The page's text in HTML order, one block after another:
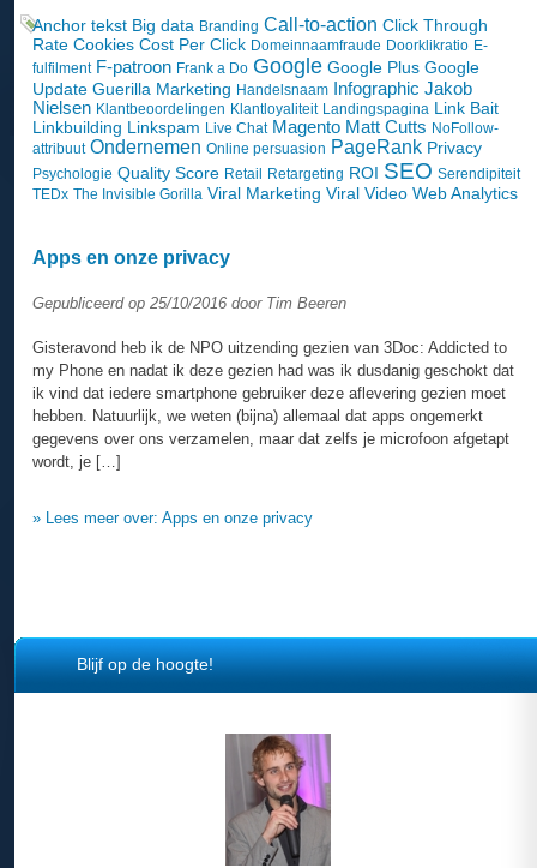
Anchor tekst Big data Branding Call-to-action Click Through
Rate Cookies Cost Per Click Domeinnaamfraude Doorklikratio E-
fulfilment F-patroon Frank a Do Google Google Plus Google
Update Guerilla Marketing Handelsnaam Infographic Jakob
Nielsen Klantbeoordelingen Klantloyaliteit Landingspagina Link Bait
Linkbuilding Linkspam Live Chat Magento Matt Cutts NoFollow-
attribuut Ondernemen Online persuasion PageRank Privacy
Psychologie Quality Score Retail Retargeting ROI SEO Serendipiteit
TEDx The Invisible Gorilla Viral Marketing Viral Video Web Analytics
Apps en onze privacy
Gepubliceerd op 25/10/2016 door Tim Beeren
Gisteravond heb ik de NPO uitzending gezien van 3Doc: Addicted to
my Phone en nadat ik deze gezien had was ik dusdanig geschokt dat
ik vind dat iedere smartphone gebruiker deze aflevering gezien moet
hebben. Natuurlijk, we weten (bijna) allemaal dat apps ongemerkt
gegevens over ons verzamelen, maar dat zelfs je microfoon afgetapt
wordt, je […]
» Lees meer over: Apps en onze privacy
Blijf op de hoogte!